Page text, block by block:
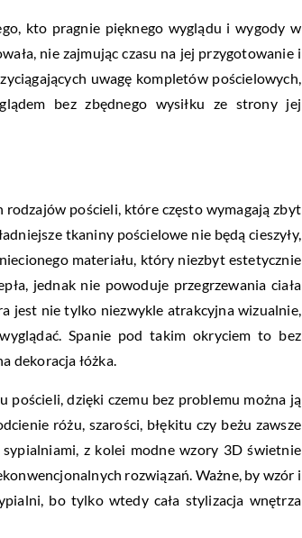
kto pragnie pięknego wyglądu i wygody w
nie zajmując czasu na jej przygotowanie i
uwagę kompletów pościelowych,
bez zbędnego wysiłku ze strony jej
pościeli, które często wymagają zbyt
tkaniny pościelowe nie będą cieszyły,
materiału, który niezbyt estetycznie
jednak nie powoduje przegrzewania ciała
jest nie tylko niezwykle atrakcyjna wizualnie,
Spanie pod takim okryciem to bez
dekoracja łóżka.
pościeli, dzięki czemu bez problemu można ją
różu, szarości, błękitu czy beżu zawsze
z kolei modne wzory 3D świetnie
rozwiązań. Ważne, by wzór i
bo tylko wtedy cała stylizacja wnętrza